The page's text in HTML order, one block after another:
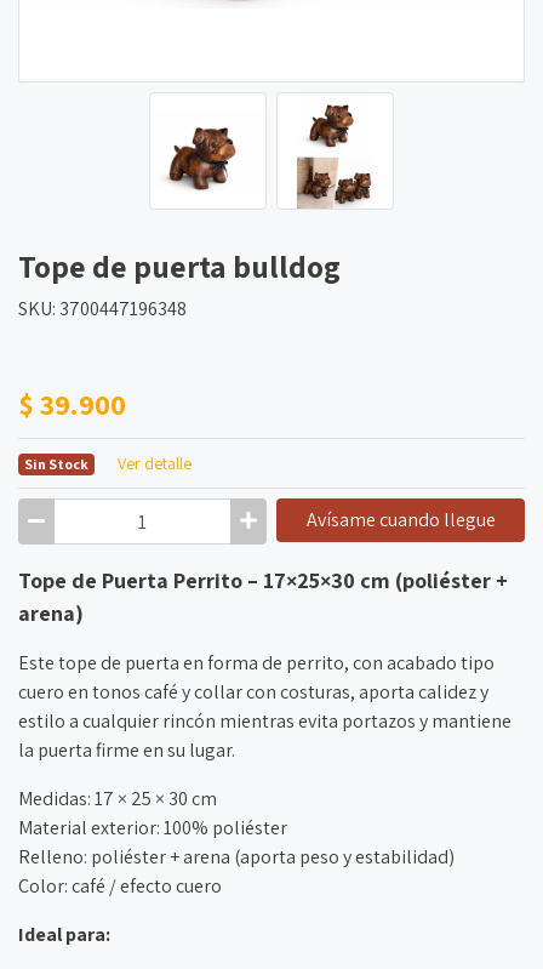
Tope de puerta bulldog
SKU: 3700447196348
$ 39.900
Sin Stock Ver detalle
Avísame cuando llegue
Tope de Puerta Perrito – 17×25×30 cm (poliéster +
arena)
Este tope de puerta en forma de perrito, con acabado tipo
cuero en tonos café y collar con costuras, aporta calidez y
estilo a cualquier rincón mientras evita portazos y mantiene
la puerta firme en su lugar.
Medidas: 17 × 25 × 30 cm
Material exterior: 100% poliéster
Relleno: poliéster + arena (aporta peso y estabilidad)
Color: café / efecto cuero
Ideal para: